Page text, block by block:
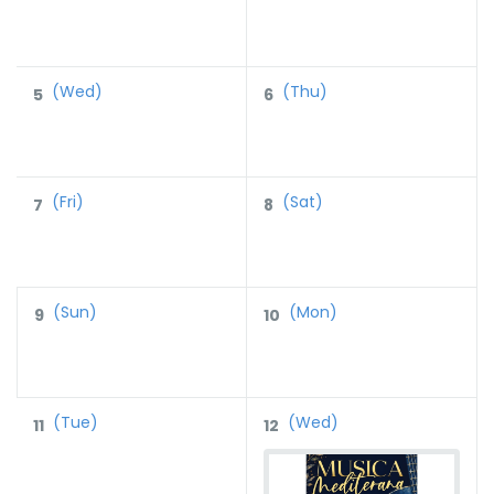
5 (Wed) 6 (Thu)
7 (Fri) 8 (Sat)
9 (Sun) 10 (Mon)
11 (Tue) 12 (Wed)